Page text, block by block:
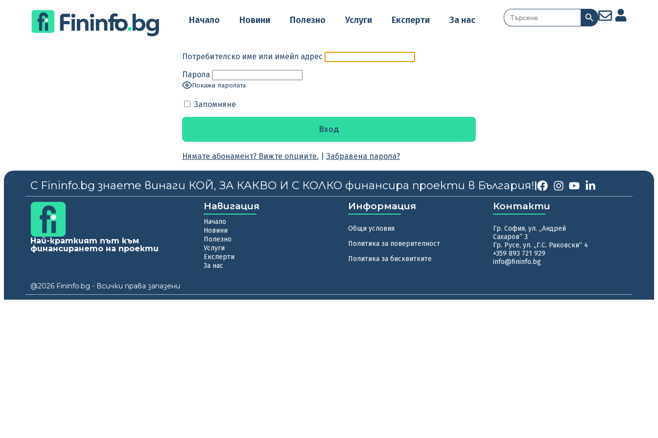
Начало Новини Полезно Услуги Експерти За нас
Search
for:
Search Button
Потребителско име или имейл адрес
Парола
Покажи паролата
Запомняне
Нямате абонамент? Вижте опциите. Забравена парола?
С Fininfo.bg знаете винаги КОЙ, ЗА КАКВО И С КОЛКО финансира проекти в България!|
Най-краткият път към
финансирането на проекти
Навигация
Начало
Новини
Полезно
Услуги
Експерти
За нас
Информация
Общи условия
Политика за поверителност
Политика за бисквитките
Контакти
Гр. София, ул. „Андрей
Сахаров“ 3
Гр. Русе, ул. „Г.С. Раковски“ 4
+359 893 721 929
info@fininfo.bg
@2026 Fininfo.bg - Всички права запазени